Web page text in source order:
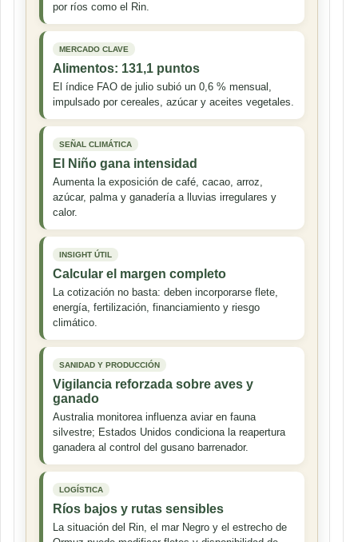
por ríos como el Rin.
MERCADO CLAVE
Alimentos: 131,1 puntos
El índice FAO de julio subió un 0,6 % mensual,
impulsado por cereales, azúcar y aceites vegetales.
SEÑAL CLIMÁTICA
El Niño gana intensidad
Aumenta la exposición de café, cacao, arroz,
azúcar, palma y ganadería a lluvias irregulares y
calor.
INSIGHT ÚTIL
Calcular el margen completo
La cotización no basta: deben incorporarse flete,
energía, fertilización, financiamiento y riesgo
climático.
SANIDAD Y PRODUCCIÓN
Vigilancia reforzada sobre aves y
ganado
Australia monitorea influenza aviar en fauna
silvestre; Estados Unidos condiciona la reapertura
ganadera al control del gusano barrenador.
LOGÍSTICA
Ríos bajos y rutas sensibles
La situación del Rin, el mar Negro y el estrecho de